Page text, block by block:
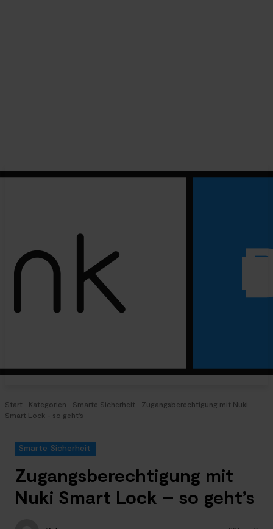
Start Kategorien Smarte Sicherheit
Zugangsberechtigung mit Nuki
Smart Lock - so geht's
Smarte Sicherheit
Zugangsberechtigung mit
Nuki Smart Lock – so geht’s